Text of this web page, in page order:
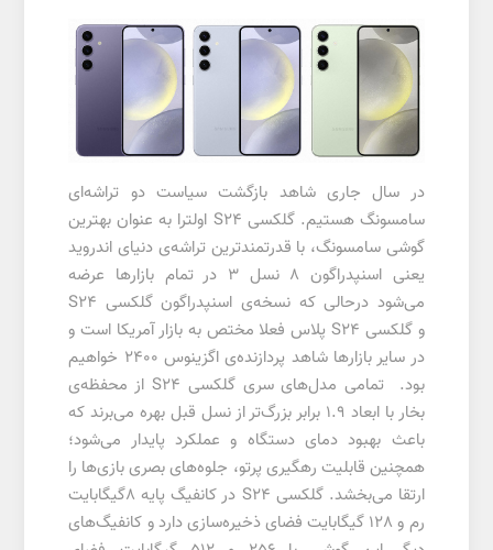
در سال جاری شاهد بازگشت سیاست دو تراشه‌ای
سامسونگ هستیم. گلکسی S24 اولترا به عنوان بهترین
گوشی سامسونگ، با قدرتمندترین تراشه‌ی دنیای اندروید
یعنی اسنپدراگون 8 نسل 3 در تمام بازارها عرضه
می‌شود درحالی که نسخه‌ی اسنپدراگون گلکسی S24
و گلکسی S24 پلاس فعلا مختص به بازار آمریکا است و
در سایر بازارها شاهد پردازنده‌ی اگزینوس 2400 خواهیم
بود. تمامی مدل‌های سری گلکسی S24 از محفظه‌ی
بخار با ابعاد 1.9 برابر بزرگ‌تر از نسل قبل بهره می‌برند که
باعث بهبود دمای دستگاه و عملکرد پایدار می‌شود؛
همچنین قابلیت‌ رهگیری پرتو، جلوه‌های بصری بازی‌ها را
ارتقا می‌بخشد. گلکسی S24 در کانفیگ پایه ۸گیگابایت
رم و 128 گیگابایت فضای ذخیره‌سازی دارد و کانفیگ‌های